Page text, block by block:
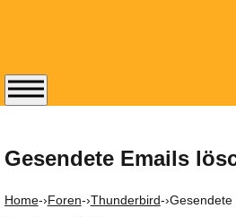
Gesendete Emails
Home-›Foren-›Thunderbird-›Gesendete
Abonnieren Sie den
erscheinenden
Mailhilfe.de